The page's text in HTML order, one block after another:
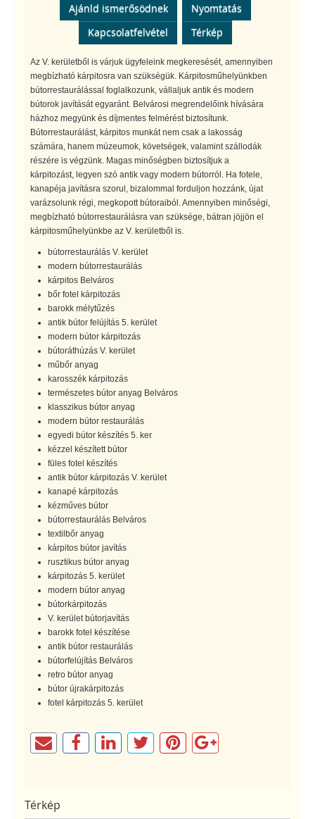
Ajánld ismerősödnek
Nyomtatás
Kapcsolatfelvétel
Térkép
Az V. kerületből is várjuk ügyfeleink megkeresését, amennyiben
megbízható kárpitosra van szükségük. Kárpitosműhelyünkben
bútorrestaurálással foglalkozunk, vállaljuk antik és modern
bútorok javítását egyaránt. Belvárosi megrendelőink hívására
házhoz megyünk és díjmentes felmérést biztosítunk.
Bútorrestaurálást, kárpitos munkát nem csak a lakosság
számára, hanem múzeumok, követségek, valamint szállodák
részére is végzünk. Magas minőségben biztosítjuk a
kárpitozást, legyen szó antik vagy modern bútorról. Ha fotele,
kanapéja javításra szorul, bizalommal forduljon hozzánk, újat
varázsolunk régi, megkopott bútoraiból. Amennyiben minőségi,
megbízható bútorrestaurálásra van szüksége, bátran jöjjön el
kárpitosműhelyünkbe az V. kerületből is.
bútorrestaurálás V. kerület
modern bútorrestaurálás
kárpitos Belváros
bőr fotel kárpitozás
barokk mélytűzés
antik bútor felújítás 5. kerület
modern bútor kárpitozás
bútoráthúzás V. kerület
műbőr anyag
karosszék kárpitozás
természetes bútor anyag Belváros
klasszikus bútor anyag
modern bútor restaurálás
egyedi bútor készítés 5. ker
kézzel készített bútor
füles fotel készítés
antik bútor kárpitozás V. kerület
kanapé kárpitozás
kézműves bútor
bútorrestaurálás Belváros
textilbőr anyag
kárpitos bútor javítás
rusztikus bútor anyag
kárpitozás 5. kerület
modern bútor anyag
bútorkárpitozás
V. kerület bútorjavítás
barokk fotel készítése
antik bútor restaurálás
bútorfelújítás Belváros
retro bútor anyag
bútor újrakárpitozás
fotel kárpitozás 5. kerület
Térkép